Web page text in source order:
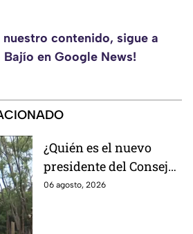
nuestro contenido, sigue a
en Google News!
¿Quién es el nuevo
presidente del Consejo
del Zoológico de León?
06 agosto, 2026